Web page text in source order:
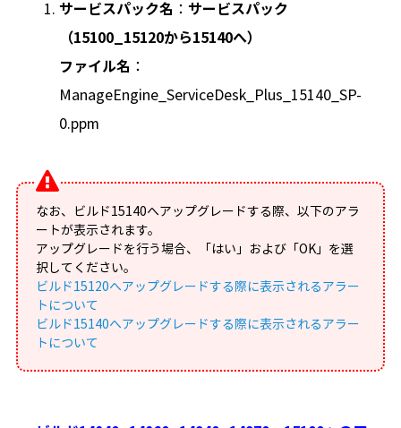
サービスパック名 ： サービスパック
（15100_15120から15140へ）
ファイル名 ：
ManageEngine_ServiceDesk_Plus_15140_SP-
0.ppm
なお、ビルド15140へアップグレードする際、以下のアラ
ートが表示されます。
アップグレードを行う場合、「はい」および「OK」を選
択してください。
ビルド15120へアップグレードする際に表示されるアラー
トについて
ビルド15140へアップグレードする際に表示されるアラー
トについて